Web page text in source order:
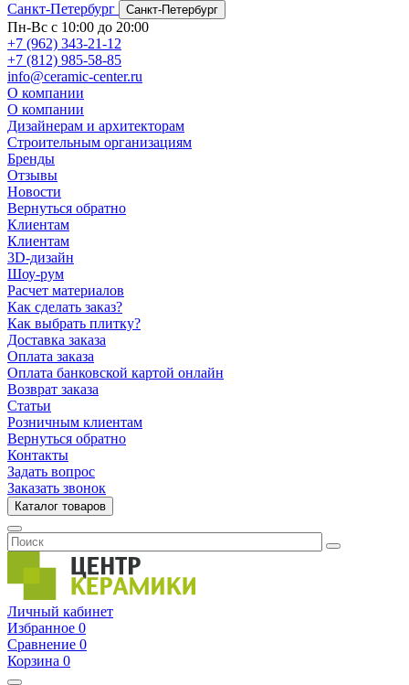
Санкт-Петербург
Санкт-Петербург
Пн-Вс с 10:00 до 20:00
+7 (962) 343-21-12
+7 (812) 985-58-85
info@ceramic-center.ru
О компании
О компании
Дизайнерам и архитекторам
Строительным организациям
Бренды
Отзывы
Новости
Вернуться обратно
Клиентам
Клиентам
3D-дизайн
Шоу-рум
Расчет материалов
Как сделать заказ?
Как выбрать плитку?
Доставка заказа
Оплата заказа
Оплата банковской картой онлайн
Возврат заказа
Статьи
Розничным клиентам
Вернуться обратно
Контакты
Задать вопрос
Заказать звонок
Каталог товаров
Личный кабинет
Избранное 0
Сравнение 0
Корзина 0